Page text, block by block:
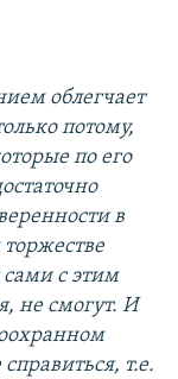
облегчает
потому,
по его
в
с этим
не смогут. И
т.е.